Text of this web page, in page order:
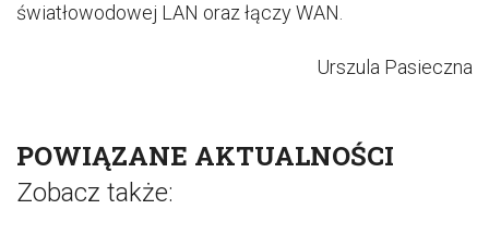
światłowodowej LAN oraz łączy WAN.
Urszula Pasieczna
POWIĄZANE AKTUALNOŚCI
Zobacz także: